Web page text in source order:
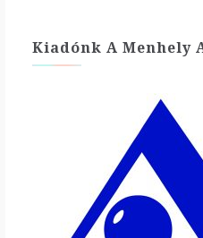
Kiadónk A Menhely